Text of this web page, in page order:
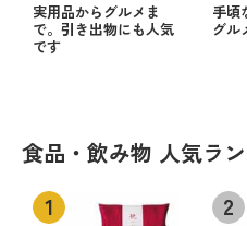
実用品からグルメま
で。引き出物にも人気
です
手頃
グル
食品・飲み物 人気ラ